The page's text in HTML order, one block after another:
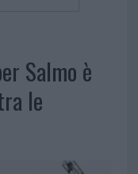
Salmo è
le